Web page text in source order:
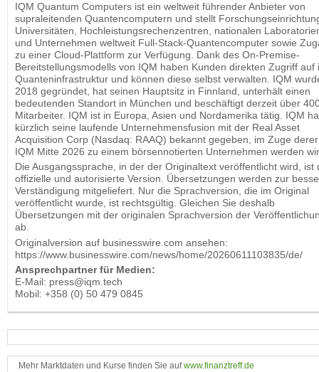
IQM Quantum Computers ist ein weltweit führender Anbieter von
supraleitenden Quantencomputern und stellt
Universitäten, Hochleistungsrechenzentren, nationalen
und Unternehmen weltweit Full-Stack-Quantencomputer sowie
zu einer Cloud-Plattform zur Verfügung. Dank des On-Premise-
Bereitstellungsmodells von IQM haben Kunden direkten Zugriff auf
Quanteninfrastruktur und können diese selbst verwalten. IQM
2018 gegründet, hat seinen Hauptsitz in Finnland, unterhält einen
bedeutenden Standort in München und beschäftigt derzeit über
Mitarbeiter. IQM ist in Europa, Asien und Nordamerika tätig. IQM
kürzlich seine laufende Unternehmensfusion mit der Real Asset
Acquisition Corp (Nasdaq: RAAQ) bekannt gegeben, im Zuge derer
IQM Mitte 2026 zu einem börsennotierten Unternehmen werden
Die Ausgangssprache, in der der Originaltext veröffentlicht wird, ist
offizielle und autorisierte Version. Übersetzungen werden zur
Verständigung mitgeliefert. Nur die Sprachversion, die im Original
veröffentlicht wurde, ist rechtsgültig. Gleichen Sie deshalb
Übersetzungen mit der originalen Sprachversion der
ab.
Originalversion auf businesswire.com ansehen:
https://www.businesswire.com/news/home/20260611103835/de/
Ansprechpartner für Medien:
E-Mail: press@iqm.tech
Mobil: +358 (0) 50 479 0845
Mehr Marktdaten und Kurse finden Sie aufwww.finanztreff.de